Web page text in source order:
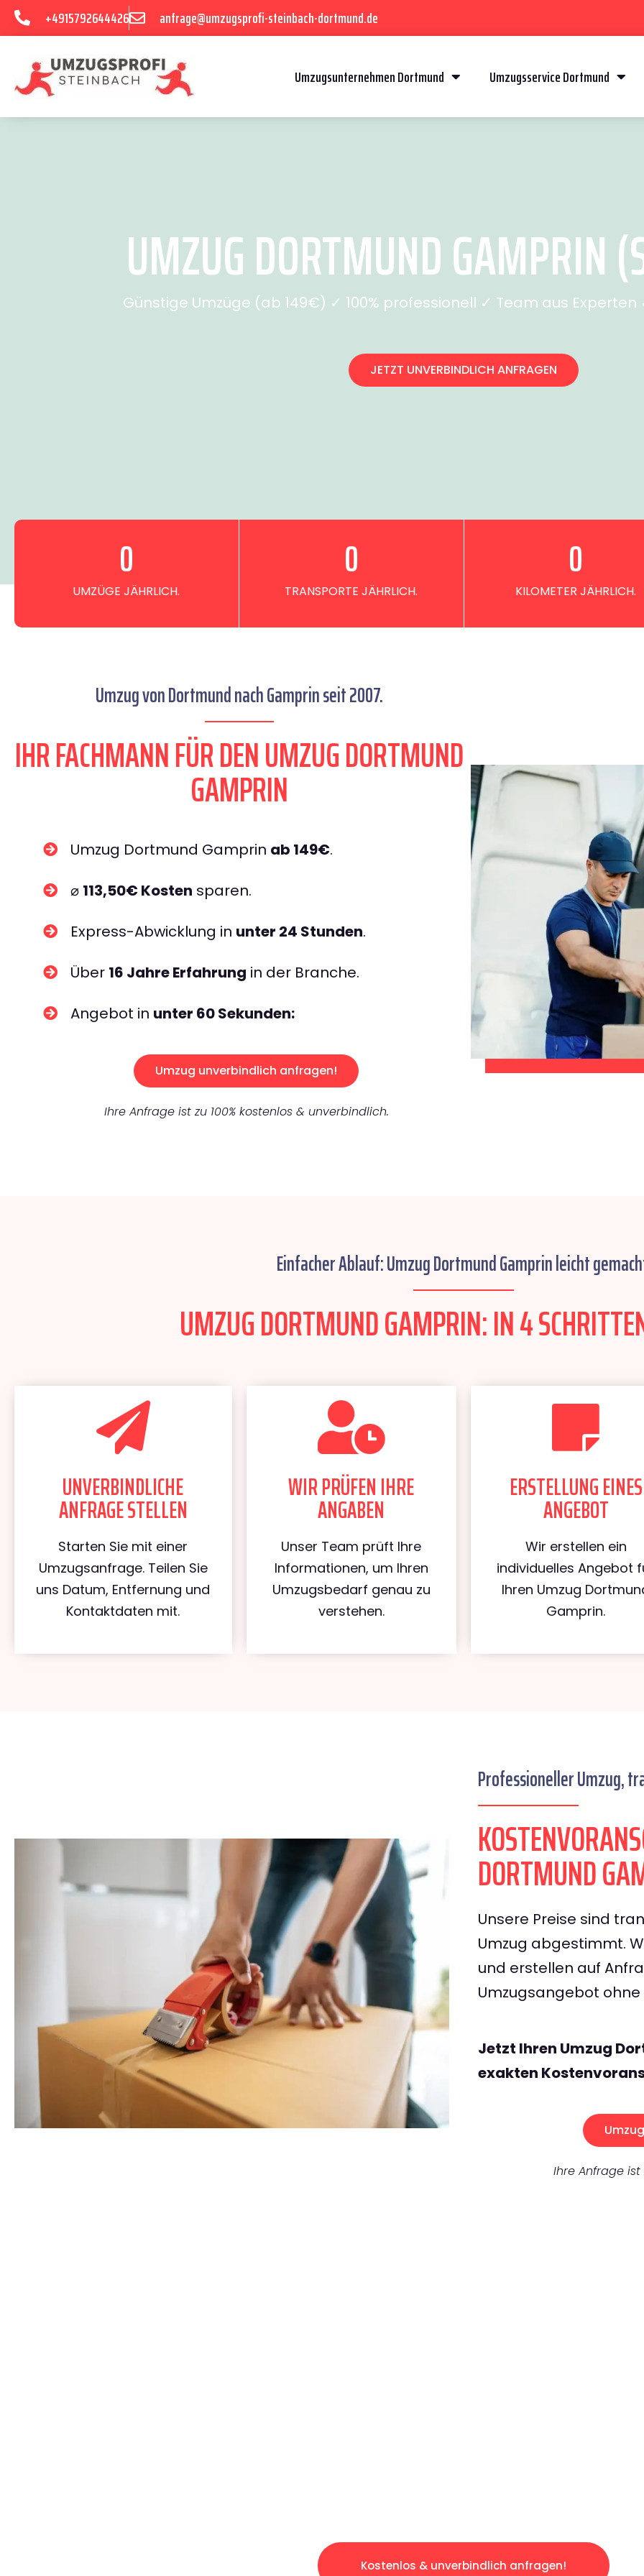
+4915792644426 anfrage@umzugsprofi-steinbach-dortmund.de
Umzugsunternehmen Dortmund Umzugsservice Dortmund
UMZUG DORTMUND GAMPRIN
Günstige Umzüge (ab 149€) ✓ 100% professionell ✓ Team aus
JETZT UNVERBINDLICH ANFRAGEN
UMZÜGE JÄHRLICH.
0
TRANSPORTE JÄHRLICH.
0
KILOMETER JÄHRLICH.
0
Umzug von Dortmund nach Gamprin seit 2007.
IHR FACHMANN FÜR DEN UMZUG DORTMUND
GAMPRIN
Umzug Dortmund Gamprin ab 149€.
⌀ 113,50€ Kosten sparen.
Express-Abwicklung in unter 24 Stunden.
Über 16 Jahre Erfahrung in der Branche.
Angebot in unter 60 Sekunden:
Umzug unverbindlich anfragen!
Ihre Anfrage ist zu 100% kostenlos & unverbindlich.
Einfacher Ablauf: Umzug Dortmund Gamprin leicht
UMZUG DORTMUND GAMPRIN: IN 4
UNVERBINDLICHE
ANFRAGE STELLEN
Starten Sie mit einer
Umzugsanfrage. Teilen Sie
uns Datum, Entfernung und
Kontaktdaten mit.
WIR PRÜFEN IHRE
ANGABEN
Unser Team prüft Ihre
Informationen, um Ihren
Umzugsbedarf genau zu
verstehen.
ERSTELLUNG EINES
ANGEBOT
Wir erstellen ein
individuelles Angebot
Ihren Umzug
Gamprin.
Professioneller Umzug,
DORTMUND
Unsere Preise sind
Umzug abgestimmt.
und erstellen auf
Umzugsangebot
Jetzt Ihren Umzug
exakten
Ihre Anfrage ist
Kostenlos & unverbindlich anfragen!